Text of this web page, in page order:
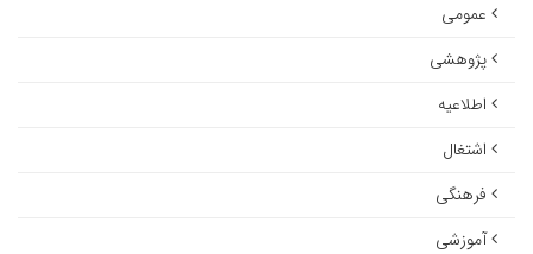
عمومی
پژوهشی
اطلاعیه
اشتغال
فرهنگی
آموزشی